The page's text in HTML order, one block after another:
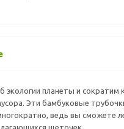
экологии планеты и сократим
Эти бамбуковые
ведь вы сможете
щеточек.